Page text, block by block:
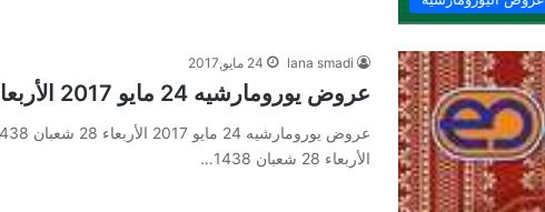
lana smadi 24 مايو,2017
عروض يورومارشيه 24 مايو 2017 الأربعاء 28 شعبان 1438 عروض رمضان
الأربعاء 28 شعبان 1438…